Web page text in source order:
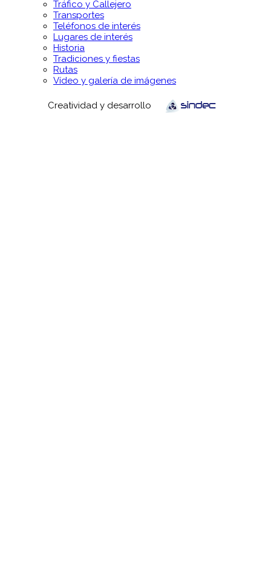
Tráfico y Callejero
Transportes
Teléfonos de interés
Lugares de interés
Historia
Tradiciones y fiestas
Rutas
Vídeo y galería de imágenes
Creatividad y desarrollo